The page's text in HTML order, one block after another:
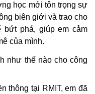
học mới tôn trọng sự
biên giới và trao cho
phá, giúp em cảm
của mình.
như thế nào cho công
thông tại RMIT, em đã